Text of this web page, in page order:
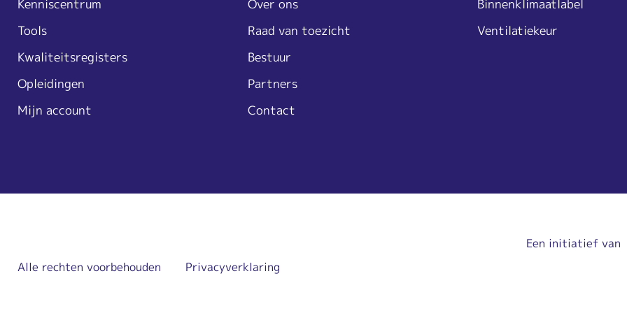
Kenniscentrum
Tools
Kwaliteitsregisters
Opleidingen
Mijn account
Over ons
Raad van toezicht
Bestuur
Partners
Contact
Binnenklimaatlabel
Ventilatiekeur
Alle rechten voorbehouden Privacyverklaring
Een initiatief van